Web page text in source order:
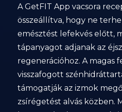
A GetFIT App vacsora
összeállítva, hogy ne
emésztést lefekvés előtt,
tápanyagot adjanak az
regenerációhoz. A magas
visszafogott
támogatják az izmok
zsírégetést alvás közben.